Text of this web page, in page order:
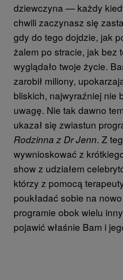
dziewczyna — każdy
chwili zaczynasz się
gdy do tego dojdzie, jak
żalem po stracie, jak bez
wyglądało twoje życie.
zarobił miliony,
bliskich, najwyraźniej nie
uwagę. Nie tak dawno
ukazał się zwiastun
Rodzinna z Dr Jenn. Z
wywnioskować z
show z udziałem
którzy z pomocą
poukładać sobie na
programie obok wielu
pojawić właśnie Bam i